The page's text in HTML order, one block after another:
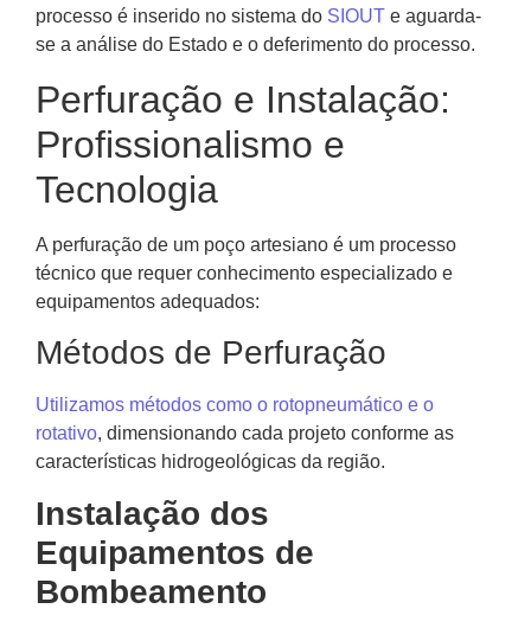
processo é inserido no sistema do SIOUT e aguarda-
se a análise do Estado e o deferimento do processo.
Perfuração e Instalação:
Profissionalismo e
Tecnologia
A perfuração de um poço artesiano é um processo
técnico que requer conhecimento especializado e
equipamentos adequados:
Métodos de Perfuração
Utilizamos métodos como o rotopneumático e o
rotativo, dimensionando cada projeto conforme as
características hidrogeológicas da região.
Instalação dos
Equipamentos de
Bombeamento